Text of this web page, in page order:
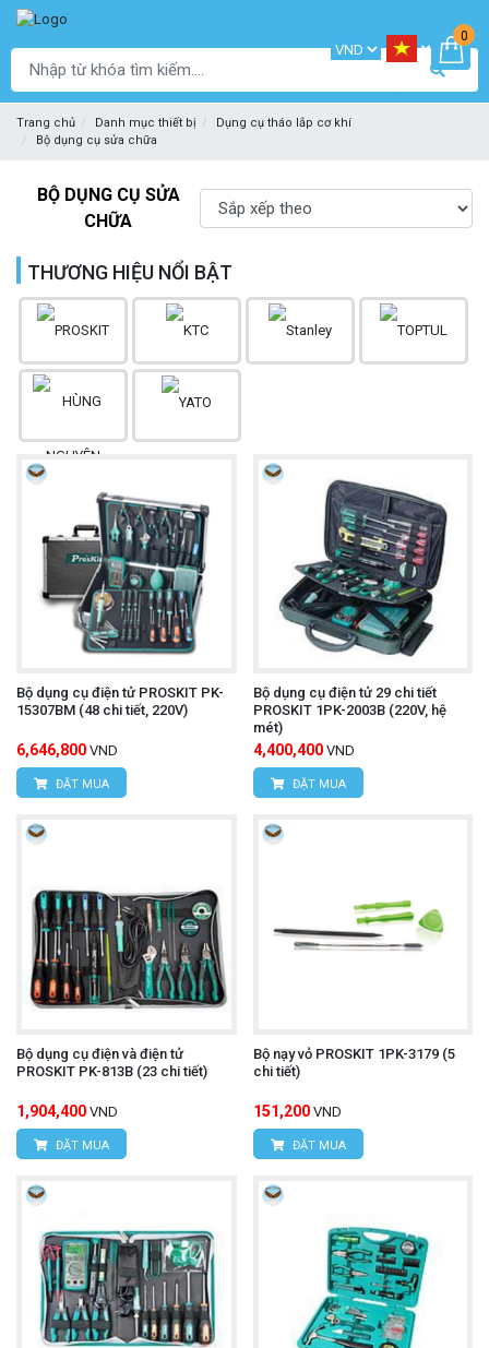
0
Trang chủ Danh mục thiết bị
Dụng cụ tháo lắp cơ khí
Bộ dụng cụ sửa chữa
BỘ DỤNG CỤ SỬA
CHỮA
THƯƠNG HIỆU NỔI BẬT
Bộ dụng cụ điện tử PROSKIT PK-
15307BM (48 chi tiết, 220V)
6,646,800 VND
ĐẶT MUA
Bộ dụng cụ điện tử 29 chi tiết
PROSKIT 1PK-2003B (220V, hệ
mét)
4,400,400 VND
ĐẶT MUA
Bộ dụng cụ điện và điện tử
PROSKIT PK-813B (23 chi tiết)
1,904,400 VND
ĐẶT MUA
Bộ nạy vỏ PROSKIT 1PK-3179 (5
chi tiết)
151,200 VND
ĐẶT MUA